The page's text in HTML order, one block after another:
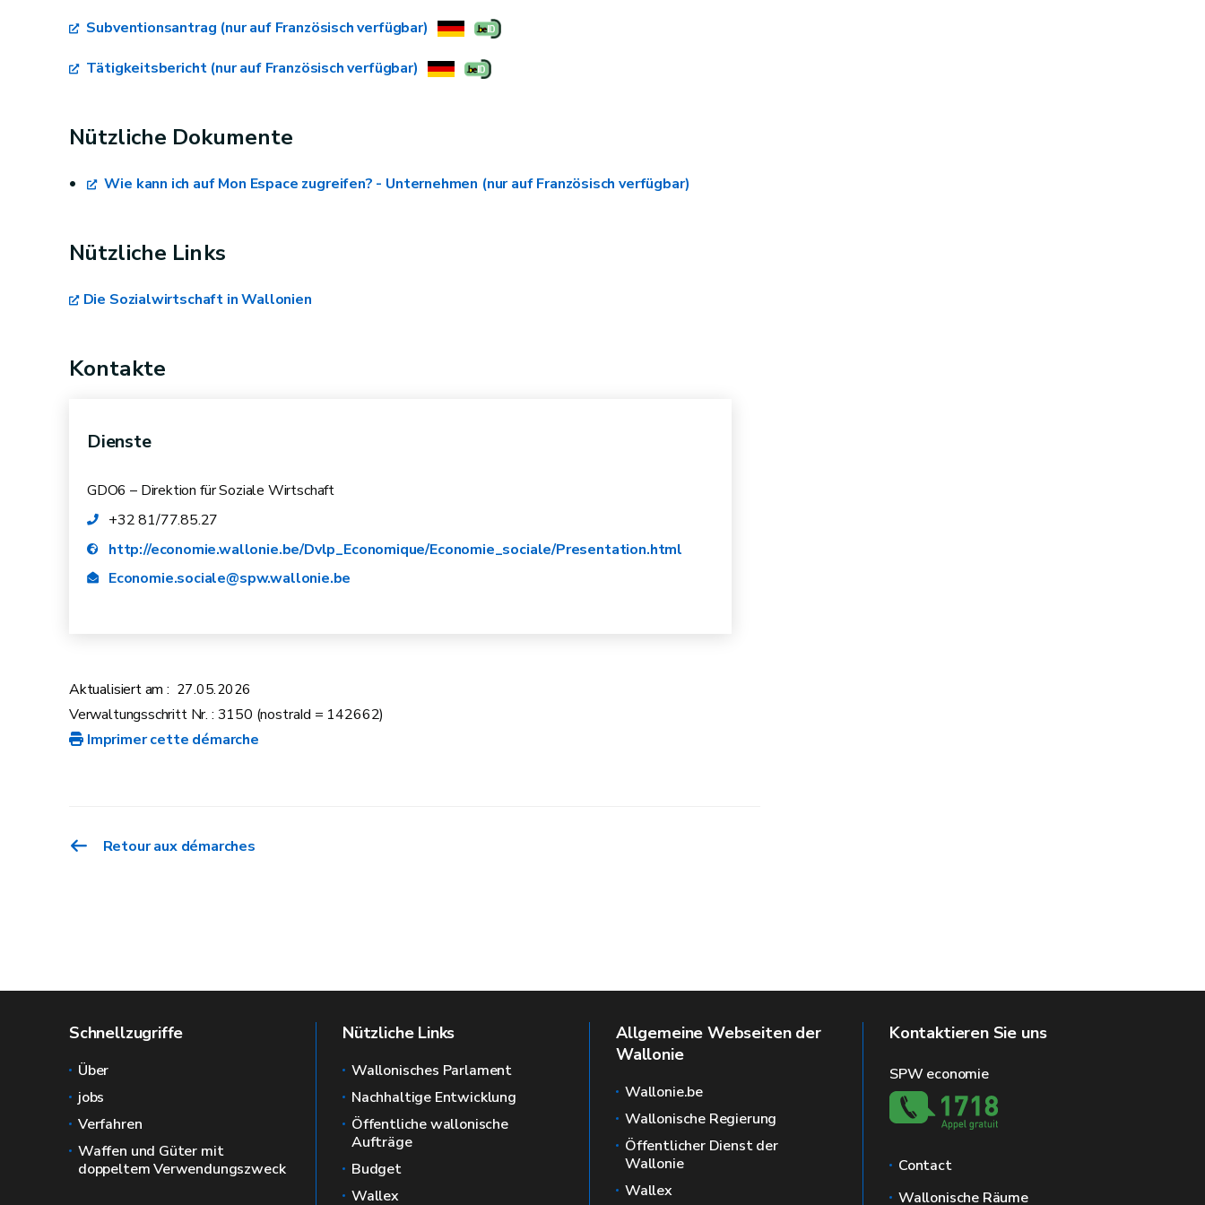
COMES
erzielen;
Demokratischer Entscheidungsprozess;
Einkommensverteilung.
Vorstand
Innerhalb von sechs Monaten
Arbeitsuchender
Arbeitslosengeld
Subventionsantrag (nur auf Französisch verfügbar)
Tätigkeitsbericht (nur auf Französisch verfügbar)
Nützliche Dokumente
Wie kann ich auf Mon Espace zugreifen? - Unternehmen (nur auf Französisch verfügbar)
Nützliche Links
Die Sozialwirtschaft in Wallonien
Kontakte
Dienste
GDO6 – Direktion für Soziale Wirtschaft
+32 81/77.85.27
http://economie.wallonie.be/Dvlp_Economique/Economie_sociale/Presentation.html
Economie.sociale@spw.wallonie.be
Aktualisiert am : 27.05.2026
Verwaltungsschritt Nr. : 3150 (nostraId = 142662)
Imprimer cette démarche
Retour aux démarches
Schnellzugriffe
Über
jobs
Verfahren
Waffen und Güter mit
doppeltem Verwendungszweck
Nützliche Links
Wallonisches Parlament
Nachhaltige Entwicklung
Öffentliche wallonische
Aufträge
Budget
Wallex
Allgemeine Webseiten der
Wallonie
Wallonie.be
Wallonische Regierung
Öffentlicher Dienst der
Wallonie
Wallex
Kontaktieren Sie uns
SPW economie
Contact
Wallonische Räume